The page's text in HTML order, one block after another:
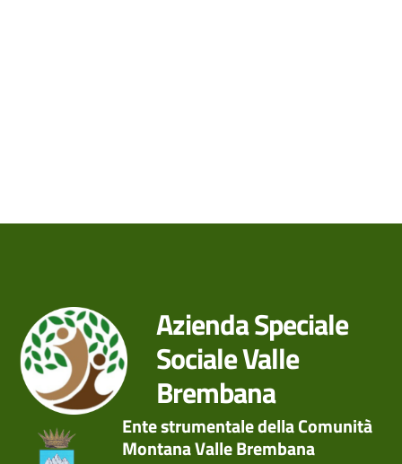
Azienda Speciale
Sociale Valle
Brembana
Ente strumentale della Comunità
Montana Valle Brembana